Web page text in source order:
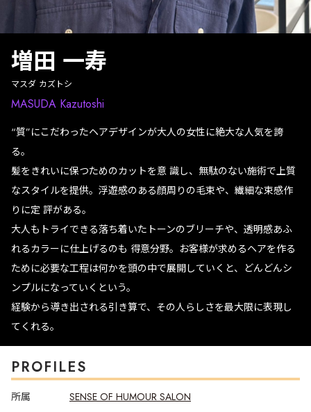
増田 一寿
マスダ カズトシ
MASUDA Kazutoshi
“質”にこだわったヘアデザインが大人の女性に絶大な人気を誇
る。
髪をきれいに保つためのカットを意 識し、無駄のない施術で上質
なスタイルを提供。浮遊感のある顔周りの毛束や、繊細な束感作
りに定 評がある。
大人もトライできる落ち着いたトーンのブリーチや、透明感あふ
れるカラーに仕上げるのも 得意分野。お客様が求めるヘアを作る
ために必要な工程は何かを頭の中で展開していくと、どんどんシ
ンプルになっていくという。
経験から導き出される引き算で、その人らしさを最大限に表現し
てくれる。
PROFILES
所属 SENSE OF HUMOUR SALON